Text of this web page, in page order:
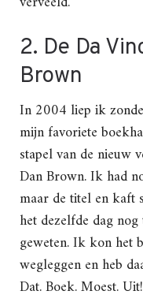
2. De Da
Brown
In 2004 liep ik
mijn favoriete
stapel van de nieuw
Dan Brown. Ik had
maar de titel en kaft
het dezelfde dag
geweten. Ik kon het
wegleggen en heb
Dat. Boek. Moest. Uit!